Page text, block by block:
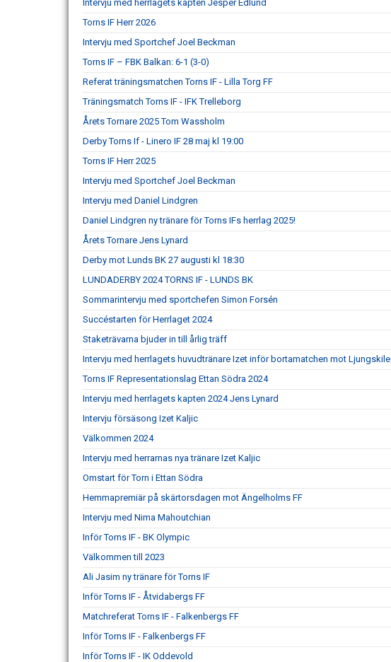
Intervju med herrlagets kapten Jesper Edlund
Torns IF Herr 2026
Intervju med Sportchef Joel Beckman
Torns IF – FBK Balkan: 6-1 (3-0)
Referat träningsmatchen Torns IF - Lilla Torg FF
Träningsmatch Torns IF - IFK Trelleborg
Årets Tornare 2025 Tom Wassholm
Derby Torns If - Linero IF 28 maj kl 19:00
Torns IF Herr 2025
Intervju med Sportchef Joel Beckman
Intervju med Daniel Lindgren
Daniel Lindgren ny tränare för Torns IFs herrlag 2025!
Årets Tornare Jens Lynard
Derby mot Lunds BK 27 augusti kl 18:30
LUNDADERBY 2024 TORNS IF - LUNDS BK
Sommarintervju med sportchefen Simon Forsén
Succéstarten för Herrlaget 2024
Staketrävarna bjuder in till årlig träff
Intervju med herrlagets huvudtränare Izet inför bortamatchen mot Ljungskile
Torns IF Representationslag Ettan Södra 2024
Intervju med herrlagets kapten 2024 Jens Lynard
Intervju försäsong Izet Kaljic
Välkommen 2024
Intervju med herrarnas nya tränare Izet Kaljic
Omstart för Torn i Ettan Södra
Hemmapremiär på skärtorsdagen mot Ängelholms FF
Intervju med Nima Mahoutchian
Inför Torns IF - BK Olympic
Välkommen till 2023
Ali Jasim ny tränare för Torns IF
Inför Torns IF - Åtvidabergs FF
Matchreferat Torns IF - Falkenbergs FF
Inför Torns IF - Falkenbergs FF
Inför Torns IF - IK Oddevold